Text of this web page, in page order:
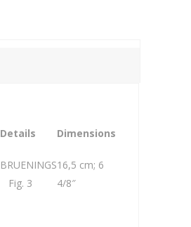
Details Dimensions
BRUENINGS
Fig. 3
16,5 cm; 6
4/8″